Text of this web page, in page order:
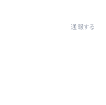
通報する